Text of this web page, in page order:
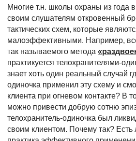
Многие т.н. школы охраны из года
своим слушателям откровенный
тактических схем, которые
малоэффективными. Например,
так называемого метода
практикуется телохранителями-
знает хоть один реальный случай
одиночка применил эту схему и
клиента при огневом контакте? В
можно привести добрую сотню
телохранитель-одиночка был
своим клиентом. Почему так? Есть